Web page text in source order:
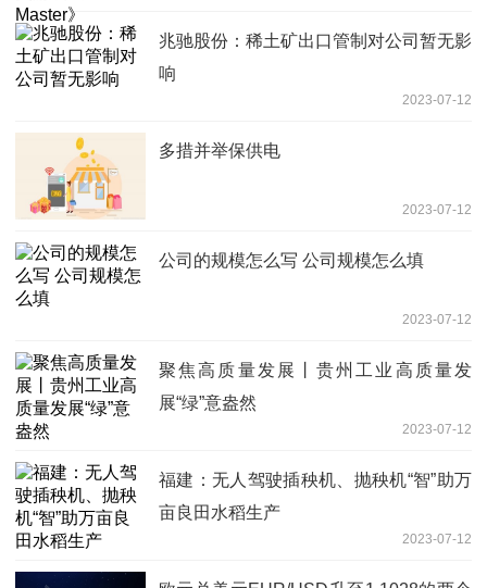
兆驰股份：稀土矿出口管制对公司暂无影
响
2023-07-12
多措并举保供电
2023-07-12
公司的规模怎么写 公司规模怎么填
2023-07-12
聚焦高质量发展丨贵州工业高质量发
展“绿”意盎然
2023-07-12
福建：无人驾驶插秧机、抛秧机“智”助万
亩良田水稻生产
2023-07-12